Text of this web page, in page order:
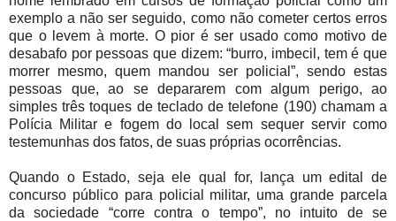
exemplo a não ser seguido, como não cometer certos erros
que o levem à morte. O pior é ser usado como motivo de
desabafo por pessoas que dizem: “burro, imbecil, tem é que
morrer mesmo, quem mandou ser policial”, sendo estas
pessoas que, ao se depararem com algum perigo, ao
simples três toques de teclado de telefone (190) chamam a
Polícia Militar e fogem do local sem sequer servir como
testemunhas dos fatos, de suas próprias ocorrências.
Quando o Estado, seja ele qual for, lança um edital de
concurso público para policial militar, uma grande parcela
da sociedade “corre contra o tempo”, no intuito de se